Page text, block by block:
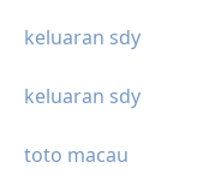
keluaran sdy
keluaran sdy
toto macau